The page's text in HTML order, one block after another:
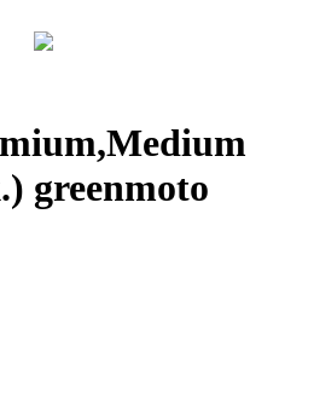
greenmoto